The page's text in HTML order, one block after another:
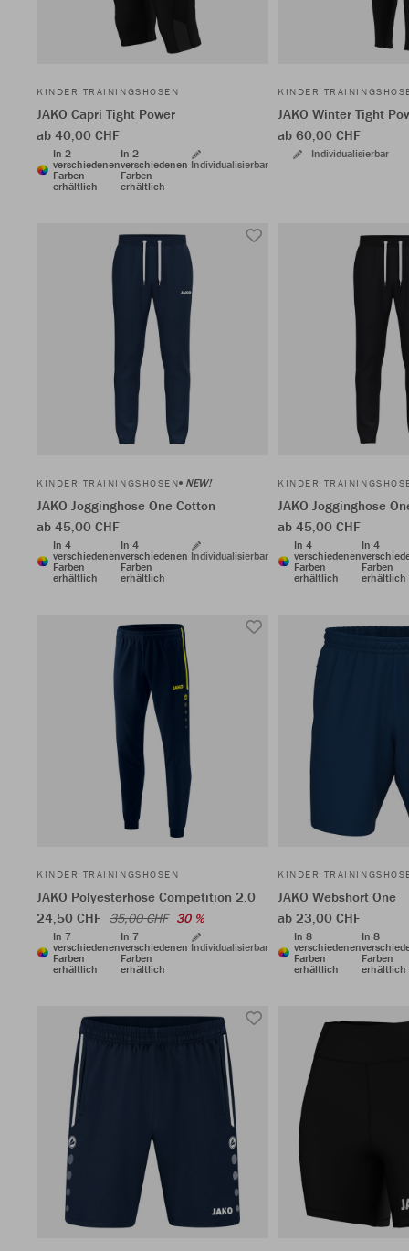
KINDER TRAININGSHOSEN
JAKO Capri Tight Power
ab 40,00 CHF
In 2
verschiedenen
Farben
erhältlich
In 2
verschiedenen
Farben
erhältlich
Individualisierbar
KINDER
JAKO Winter Tight
ab 60,00 CHF
Individualisierbar
KINDER TRAININGSHOSEN NEW!
JAKO Jogginghose One Cotton
ab 45,00 CHF
In 4
verschiedenen
Farben
erhältlich
In 4
verschiedenen
Farben
erhältlich
Individualisierbar
KINDER
JAKO Jogginghose
ab 45,00 CHF
In 4
verschiedenen
Farben
erhältlich
In 4
Farben
erhältlich
KINDER TRAININGSHOSEN
JAKO Polyesterhose Competition 2.0
24,50 CHF 35,00 CHF 30 %
In 7
verschiedenen
Farben
erhältlich
In 7
verschiedenen
Farben
erhältlich
Individualisierbar
KINDER
JAKO Webshort One
ab 23,00 CHF
In 8
verschiedenen
Farben
erhältlich
In 8
Farben
erhältlich